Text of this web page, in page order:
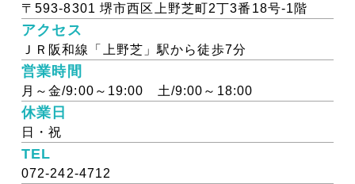
〒593-8301 堺市西区上野芝町2丁3番18号-1階
アクセス
ＪＲ阪和線「上野芝」駅から徒歩7分
営業時間
月～金/9:00～19:00 土/9:00～18:00
休業日
日・祝
TEL
072-242-4712